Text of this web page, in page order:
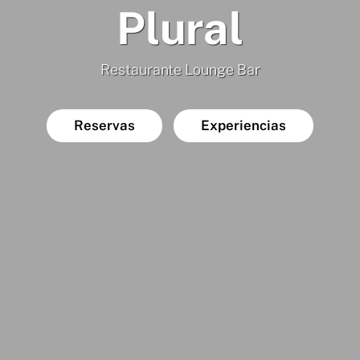
Plural
Restaurante Lounge Bar
Reservas Experiencias